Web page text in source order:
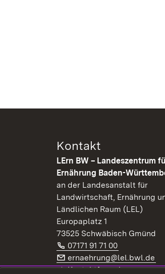
Kontakt
LErn BW – Landeszentrum
Ernährung Baden-
an der Landesanstalt für
Landwirtschaft, Ernährung
Ländlichen Raum (LEL)
Europaplatz 1
73525 Schwäbisch Gmünd
Telefon:
07171 91 71 00 (Öffnet in
E-Mail:
ernaehrung@lel.bwl.de
Kontaktformular